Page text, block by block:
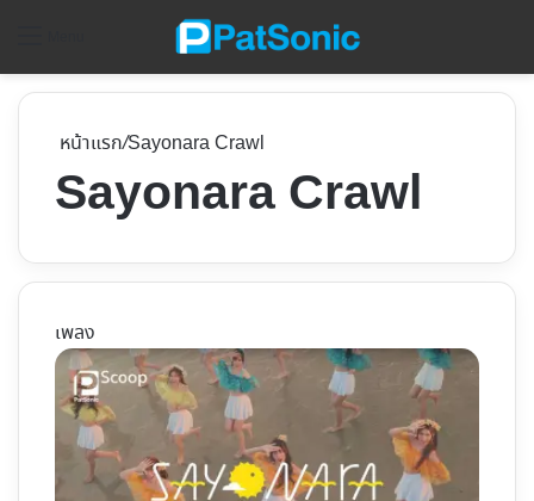
หน้าแรก/Sayonara Crawl
Sayonara Crawl
เพลง